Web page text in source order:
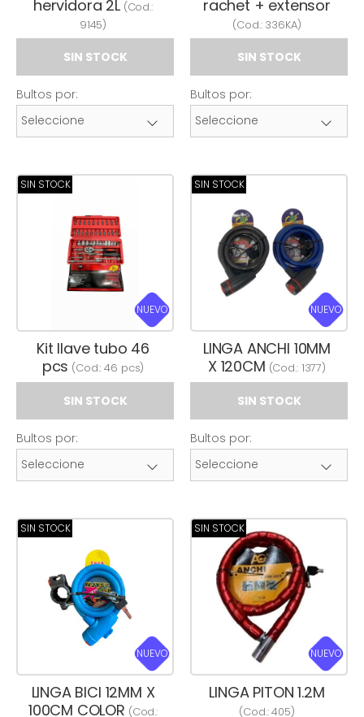
hervidora 2L(Cod.:
9145)
SIN STOCK
Bultos por:
rachet + extensor
(Cod.: 336KA)
SIN STOCK
Bultos por:
SIN STOCK
NUEVO
Kit llave tubo 46
pcs (Cod.:46 pcs)
SIN STOCK
Bultos por:
SIN STOCK
NUEVO
LINGA ANCHI 10MM
X 120CM (Cod.: 1377)
SIN STOCK
Bultos por:
SIN STOCK
NUEVO
LINGA BICI 12MM X
100CM COLOR (Cod.:
SIN STOCK
NUEVO
LINGA PITON 1.2M
(Cod.:405)